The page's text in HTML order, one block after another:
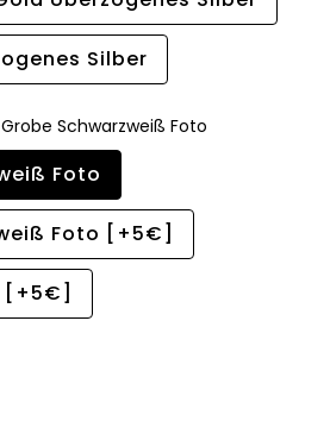
Silber
Grobe Schwarzweiß Foto
Foto
Foto [+5€]
[+5€]